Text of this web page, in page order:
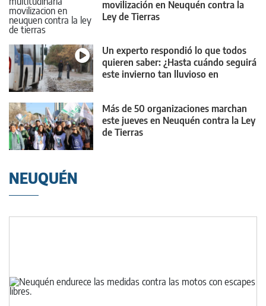
movilización en Neuquén contra la
Ley de Tierras
Un experto respondió lo que todos
quieren saber: ¿Hasta cuándo seguirá
este invierno tan lluvioso en
Más de 50 organizaciones marchan
este jueves en Neuquén contra la Ley
de Tierras
NEUQUÉN